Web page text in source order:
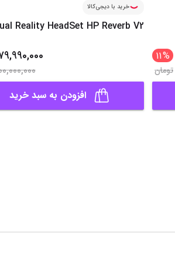
%
11
تومان
خرید با دیجی‌کالا
Reality HeadSet HP Reverb V2
افزودن به سبد خرید